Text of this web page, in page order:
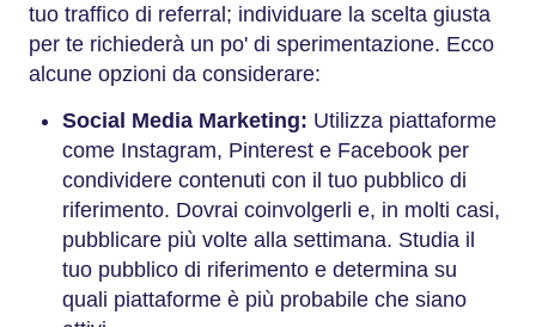
tuo traffico di referral; individuare la scelta giusta
per te richiederà un po' di sperimentazione. Ecco
alcune opzioni da considerare:
Social Media Marketing: Utilizza piattaforme
come Instagram, Pinterest e Facebook per
condividere contenuti con il tuo pubblico di
riferimento. Dovrai coinvolgerli e, in molti casi,
pubblicare più volte alla settimana. Studia il
tuo pubblico di riferimento e determina su
quali piattaforme è più probabile che siano